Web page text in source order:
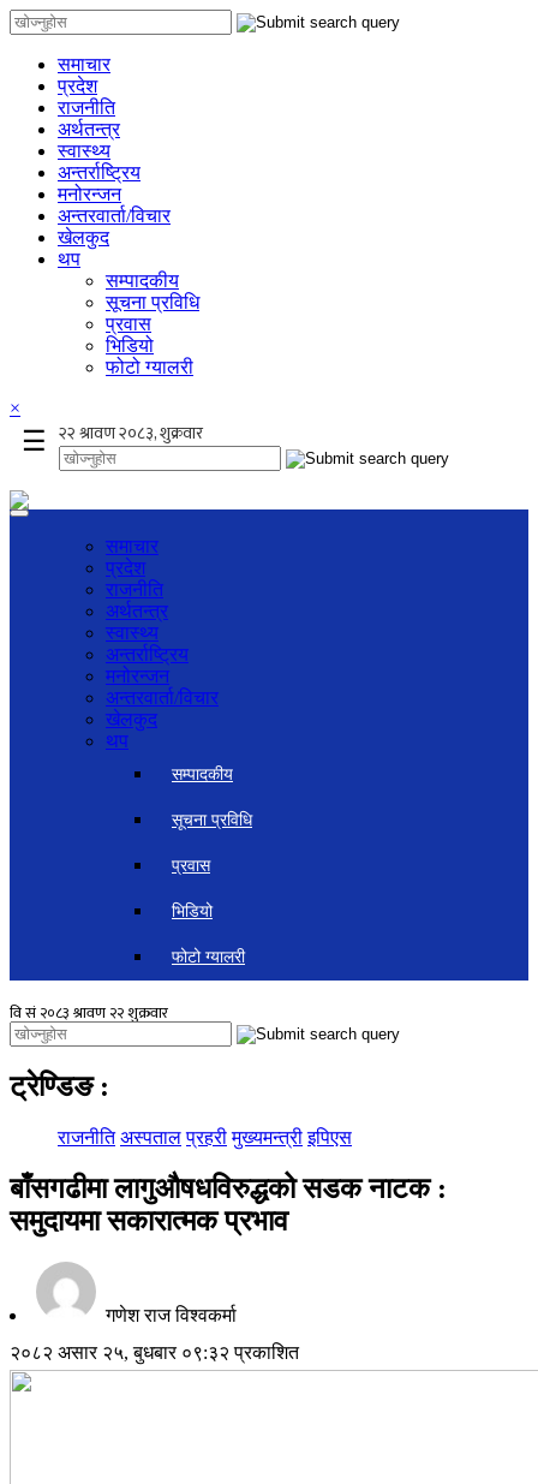
समाचार
प्रदेश
राजनीति
अर्थतन्त्र
स्वास्थ्य
अन्तर्राष्ट्रिय
मनोरन्जन
अन्तरवार्ता/विचार
खेलकुद
थप
सम्पादकीय
सूचना प्रविधि
प्रवास
भिडियो
फोटो ग्यालरी
×
☰
समाचार
प्रदेश
राजनीति
अर्थतन्त्र
स्वास्थ्य
अन्तर्राष्ट्रिय
मनोरन्जन
अन्तरवार्ता/विचार
खेलकुद
थप
सम्पादकीय
सूचना प्रविधि
प्रवास
भिडियो
फोटो ग्यालरी
ट्रेण्डिङ :
राजनीति अस्पताल प्रहरी मुख्यमन्त्री इपिएस
बाँसगढीमा लागुऔषधविरुद्धको सडक नाटक :
समुदायमा सकारात्मक प्रभाव
गणेश राज विश्वकर्मा
२०८२ असार २५, बुधबार ०९:३२ प्रकाशित